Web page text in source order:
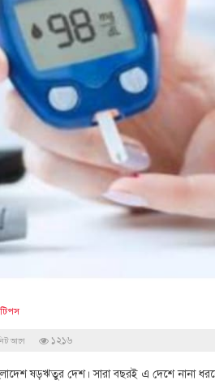
আগে ১২১৬
ষড়ঋতুর দেশ। সারা বছরই এ দেশে নানা